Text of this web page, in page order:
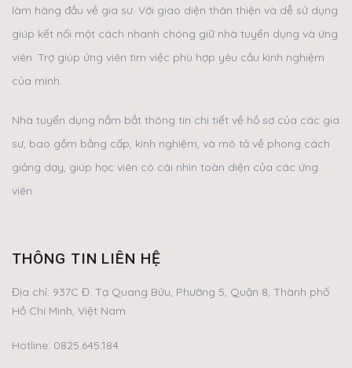
làm hàng đầu về gia sư. Với giao diện thân thiện và dễ sử dụng
giúp kết nối một cách nhanh chóng giữ nhà tuyển dụng và ứng
viên. Trợ giúp ứng viên tìm việc phù hợp yêu cầu kình nghiệm
của mình.
Nhà tuyển dụng nắm bắt thông tin chi tiết về hồ sơ của các gia
sư, bao gồm bằng cấp, kinh nghiệm, và mô tả về phong cách
giảng dạy, giúp học viên có cái nhìn toàn diện của các ứng
viên.
THÔNG TIN LIÊN HỆ
Địa chỉ: 937C Đ. Tạ Quang Bửu, Phường 5, Quận 8, Thành phố
Hồ Chí Minh, Việt Nam
Hotline: 0825.645.184